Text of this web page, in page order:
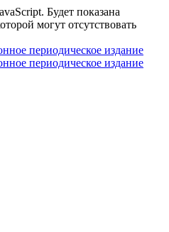
Будет показана
могут отсутствовать